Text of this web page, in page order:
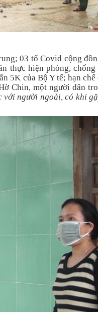
03 tổ Covid cộng
thực hiện phòng,
5K của Bộ Y tế; hạn
Chin, một người dân
người ngoài, có khi